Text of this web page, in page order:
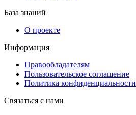
База знаний
О проекте
Информация
Правообладателям
Пользовательское соглашение
Политика конфиденциальности
Связаться с нами